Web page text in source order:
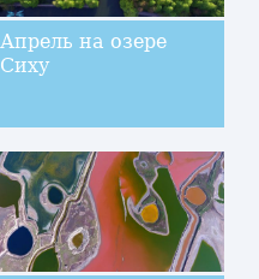
Апрель на озере
Сиху